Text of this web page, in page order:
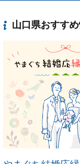
山口県おすす